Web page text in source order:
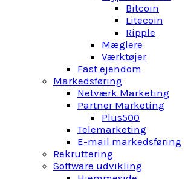
Bitcoin
Litecoin
Ripple
Mæglere
Værktøjer
Fast ejendom
Markedsføring
Netværk Marketing
Partner Marketing
Plus500
Telemarketing
E-mail markedsføring
Rekruttering
Software udvikling